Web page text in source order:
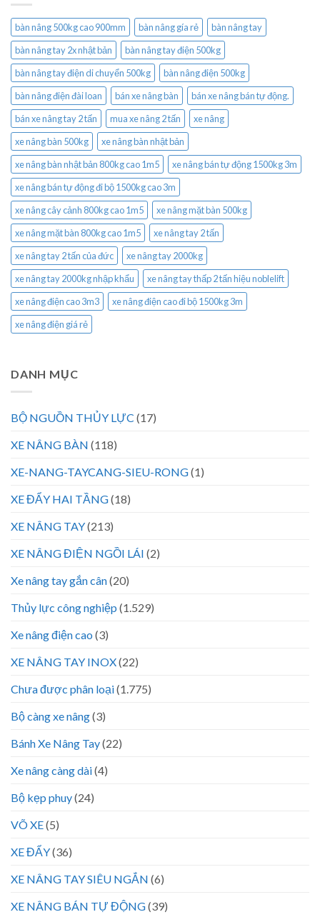
bàn nâng 500kg cao 900mm bàn nâng gía rẻ
bàn nâng tay
bàn nâng tay 2x nhật bản
bàn nâng tay điện 500kg
bàn nâng tay điện di chuyển 500kg
bàn nâng điện 500kg
bàn nâng điện đài loan
bán xe nâng bàn
bán xe nâng bán tự động.
bán xe nâng tay 2 tấn
mua xe nâng 2 tấn
xe nâng
xe nâng bàn 500kg
xe nâng bàn nhật bản
xe nâng bàn nhật bản 800kg cao 1m5
xe nâng bán tự động 1500kg 3m
xe nâng bán tự động đi bộ 1500kg cao 3m
xe nâng cây cảnh 800kg cao 1m5
xe nâng mặt bàn 500kg
xe nâng mặt bàn 800kg cao 1m5
xe nâng tay 2 tấn
xe nâng tay 2 tấn của đức
xe nâng tay 2000kg
xe nâng tay 2000kg nhập khẩu
xe nâng tay thấp 2 tấn hiệu noblelift
xe nâng điện cao 3m3
xe nâng điện cao đi bộ 1500kg 3m
xe nâng điện giá rẻ
DANH MỤC
BỘ NGUỒN THỦY LỰC (17)
XE NÂNG BÀN (118)
XE-NANG-TAYCANG-SIEU-RONG(1)
XE ĐẨY HAI TẦNG(18)
XE NÂNG TAY(213)
XE NÂNG ĐIỆN NGỒI LÁI (2)
Xe nâng tay gắn cân(20)
Thủy lực công nghiệp (1.529)
Xe nâng điện cao (3)
XE NÂNG TAY INOX(22)
Chưa được phân loại(1.775)
Bộ càng xe nâng(3)
Bánh Xe Nâng Tay(22)
Xe nâng càng dài(4)
Bộ kẹp phuy(24)
VÕ XE(5)
XE ĐẨY(36)
XE NÂNG TAY SIÊU NGẮN (6)
XE NÂNG BÁN TỰ ĐỘNG(39)